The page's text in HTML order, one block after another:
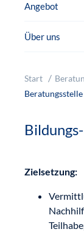
Angebot
Über uns
Start
Zielsetzung: